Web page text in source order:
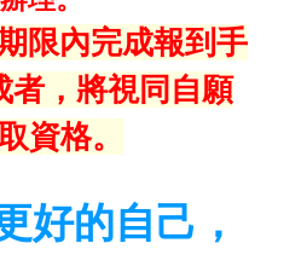
限內完成報到手
者，將視同自願
資格。
好的自己，